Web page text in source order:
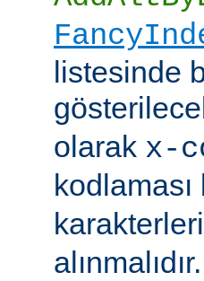
listesinde
olarak x-